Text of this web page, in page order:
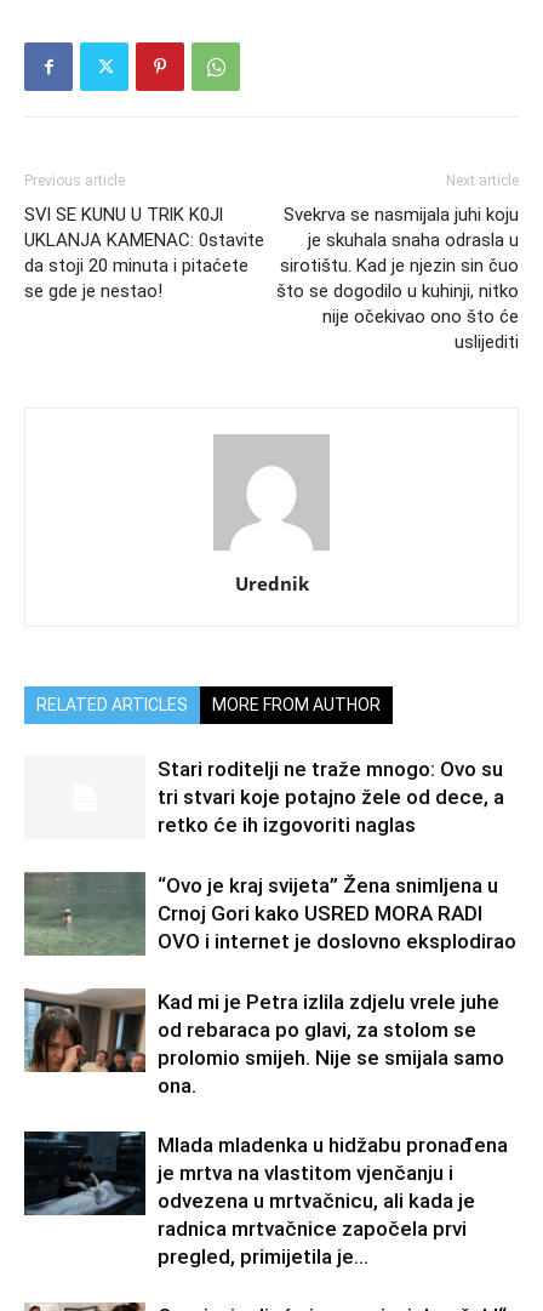
Previous article
SVl SE KUNU U TRlK K0Jl
UKLANJA KAMENAC: 0stavite
da stoji 20 minuta i pitaćete
se gde je nestao!
Next article
Svekrva se nasmijala juhi koju
je skuhala snaha odrasla u
sirotištu. Kad je njezin sin čuo
što se dogodilo u kuhinji, nitko
nije očekivao ono što će
uslijediti
Urednik
RELATED ARTICLES MORE FROM AUTHOR
Stari roditelji ne traže mnogo: Ovo su
tri stvari koje potajno žele od dece, a
retko će ih izgovoriti naglas
“Ovo je kraj svijeta” Žena snimljena u
Crnoj Gori kako USRED MORA RADI
OVO i internet je doslovno eksplodirao
Kad mi je Petra izlila zdjelu vrele juhe
od rebaraca po glavi, za stolom se
prolomio smijeh. Nije se smijala samo
ona.
Mlada mladenka u hidžabu pronađena
je mrtva na vlastitom vjenčanju i
odvezena u mrtvačnicu, ali kada je
radnica mrtvačnice započela prvi
pregled, primijetila je...